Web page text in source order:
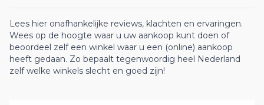
Lees hier onafhankelijke reviews, klachten en ervaringen.
Wees op de hoogte waar u uw aankoop kunt doen of
beoordeel zelf een winkel waar u een (online) aankoop
heeft gedaan. Zo bepaalt tegenwoordig heel Nederland
zelf welke winkels slecht en goed zijn!